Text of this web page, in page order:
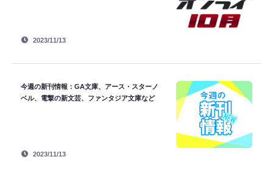
2023/11/13
今週の新刊情報：GA文庫、アース・スターノ
ベル、電撃の新文芸、ファンタジア文庫など
2023/11/13